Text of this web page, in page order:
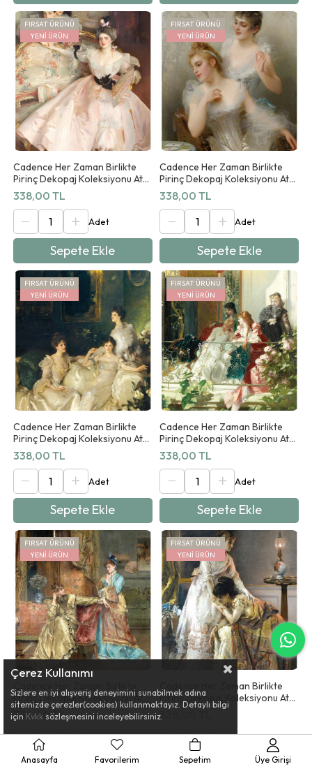
Cadence Her Zaman Birlikte
Pirinç Dekopaj Koleksiyonu At
05 90x125cm
338,00 TL
Sepete Ekle
YENI ÜRÜN
FIRSAT ÜRÜNÜ
Cadence Her Zaman Birlikte
Pirinç Dekopaj Koleksiyonu At
06 90x125cm
338,00 TL
Sepete Ekle
YENI ÜRÜN
FIRSAT ÜRÜNÜ
Cadence Her Zaman Birlikte
Pirinç Dekopaj Koleksiyonu At
07 90x125cm
338,00 TL
Sepete Ekle
YENI ÜRÜN
FIRSAT ÜRÜNÜ
Cadence Her Zaman Birlikte
Pirinç Dekopaj Koleksiyonu At
08 90x125cm
338,00 TL
Sepete Ekle
YENI ÜRÜN
FIRSAT ÜRÜNÜ
Pirinç Dekopaj Koleksiyonu At
09 90x125cm
338,00 TL
YENI ÜRÜN
FIRSAT ÜRÜNÜ
Cadence Her Zaman Birlikte
Pirinç Dekopaj Koleksiyonu At
10 90x125cm
338,00 TL
YENI ÜRÜN
FIRSAT ÜRÜNÜ
Çerez Kullanımı
Sizlere en iyi alışveriş deneyimini sunabilmek adına
sitemizde çerezler(cookies) kullanmaktayız. Detaylı bilgi
için Kvkk sözleşmesini inceleyebilirsiniz.
Anasayfa Favorilerim Sepetim Üye Girişi